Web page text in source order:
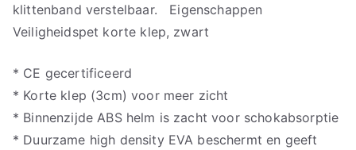
klittenband verstelbaar. Eigenschappen
Veiligheidspet korte klep, zwart
* CE gecertificeerd
* Korte klep (3cm) voor meer zicht
* Binnenzijde ABS helm is zacht voor schokabsorptie
* Duurzame high density EVA beschermt en geeft